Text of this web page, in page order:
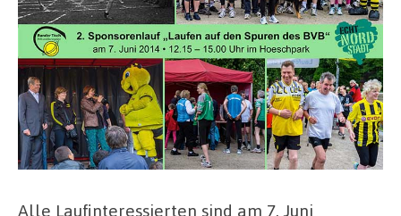
Alle Laufinteressierten sind am 7. Juni